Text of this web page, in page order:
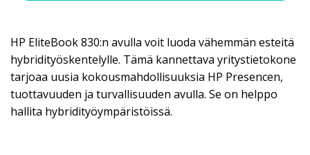
HP EliteBook 830:n avulla voit luoda vähemmän esteitä
hybridityöskentelylle. Tämä kannettava yritystietokone
tarjoaa uusia kokousmahdollisuuksia HP Presencen,
tuottavuuden ja turvallisuuden avulla. Se on helppo
hallita hybridityöympäristöissä.